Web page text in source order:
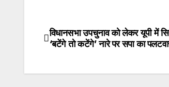
Post
विधानसभा उपचुनाव को लेकर यूपी में
‘बटेंगे तो कटेंगे’ नारे पर सपा का